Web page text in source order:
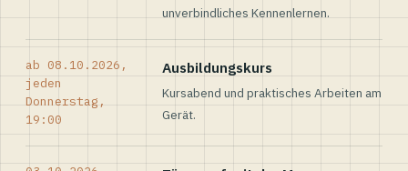
unverbindliches Kennenlernen.
ab 08.10.2026,
jeden
Donnerstag,
19:00
Ausbildungskurs
Kursabend und praktisches Arbeiten am
Gerät.